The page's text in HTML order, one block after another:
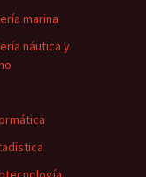
marina
náutica y